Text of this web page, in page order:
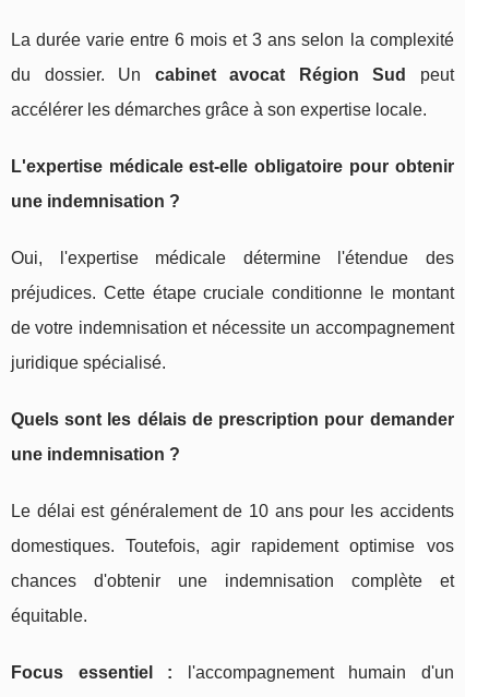
La durée varie entre 6 mois et 3 ans selon la complexité
du dossier. Un cabinet avocat Région Sud
peut
accélérer les démarches grâce à son expertise locale.
L'expertise médicale est-elle obligatoire pour obtenir
une indemnisation ?
Oui, l'expertise médicale détermine l'étendue des
préjudices. Cette étape cruciale conditionne le montant
de votre indemnisation et nécessite un accompagnement
juridique spécialisé.
Quels sont les délais de prescription pour demander
une indemnisation ?
Le délai est généralement de 10 ans pour les accidents
domestiques. Toutefois, agir rapidement optimise vos
chances d'obtenir une indemnisation complète et
équitable.
Focus essentiel : l'accompagnement humain d'un